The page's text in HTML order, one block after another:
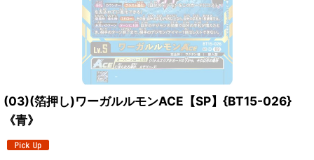
(03)(箔押し)ワーガルルモンACE【SP】{BT15-026}
《青》